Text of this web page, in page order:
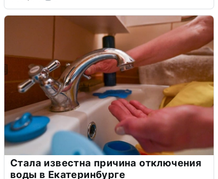
Стала известна причина отключения
воды в Екатеринбурге